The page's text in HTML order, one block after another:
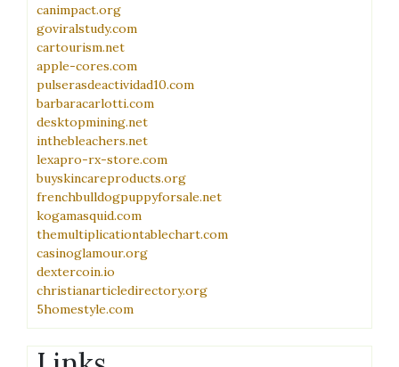
canimpact.org
goviralstudy.com
cartourism.net
apple-cores.com
pulserasdeactividad10.com
barbaracarlotti.com
desktopmining.net
inthebleachers.net
lexapro-rx-store.com
buyskincareproducts.org
frenchbulldogpuppyforsale.net
kogamasquid.com
themultiplicationtablechart.com
casinoglamour.org
dextercoin.io
christianarticledirectory.org
5homestyle.com